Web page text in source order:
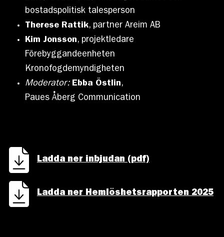
bostadspolitisk talesperson
Therese Rattik, partner Areim AB
Kim Jonsson, projektledare
Förebyggandeenheten
Kronofogdemyndigheten
Moderator: Ebba Östlin,
Paues Åberg Communication
Ladda ner inbjudan (pdf)
Ladda ner Hemlöshetsrapporten 2025